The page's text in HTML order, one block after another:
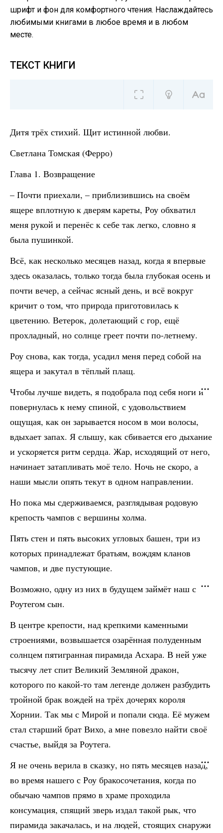
шрифт и фон для комфортного чтения. Наслаждайтесь
любимыми книгами в любое время и в любом
месте.
ТЕКСТ КНИГИ
Дитя трёх стихий. Щит истинной любви.
Светлана Томская (Ферро)
Глава 1. Возвращение
– Почти приехали, – приблизившись на своём
ящере вплотную к дверям кареты, Роу обхватил
меня рукой и перенёс к себе так легко, словно я
была пушинкой.
Всё, как несколько месяцев назад, когда я впервые
здесь оказалась, только тогда была глубокая осень и
почти вечер, а сейчас ясный день, и всё вокруг
кричит о том, что природа приготовилась к
цветению. Ветерок, долетающий с гор, ещё
прохладный, но солнце греет почти по-летнему.
Роу снова, как тогда, усадил меня перед собой на
ящера и закутал в тёплый плащ.
Чтобы лучше видеть, я подобрала под себя ноги и
повернулась к нему спиной, с удовольствием
ощущая, как он зарывается носом в мои волосы,
вдыхает запах. Я слышу, как сбивается его дыхание
и ускоряется ритм сердца. Жар, исходящий от него,
начинает затапливать моё тело. Ночь не скоро, а
наши мысли опять текут в одном направлении.
Но пока мы сдерживаемся, разглядывая родовую
крепость чампов с вершины холма.
Пять стен и пять высоких угловых башен, три из
которых принадлежат братьям, вождям кланов
чампов, и две пустующие.
Возможно, одну из них в будущем займёт наш с
Роутегом сын.
В центре крепости, над крепкими каменными
строениями, возвышается озарённая полуденным
солнцем пятигранная пирамида Асхара. В ней уже
тысячу лет спит Великий Земляной дракон,
которого по какой-то там легенде должен разбудить
тройной брак вождей на трёх дочерях короля
Хорнии. Так мы с Мирой и попали сюда. Её мужем
стал старший брат Вихо, а мне повезло найти своё
счастье, выйдя за Роутега.
Я не очень верила в сказку, но пять месяцев назад,
во время нашего с Роу бракосочетания, когда по
обычаю чампов прямо в храме проходила
консумация, спящий зверь издал такой рык, что
пирамида закачалась, и на людей, стоящих снаружи